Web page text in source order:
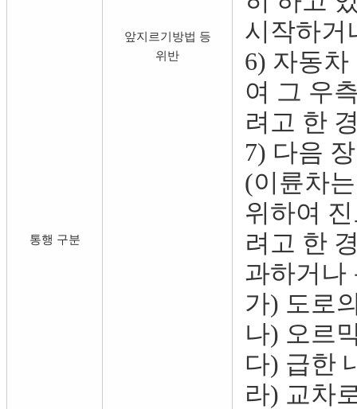
통행 구분
앞지르기방법 등
위반
시작하거
6) 자동
여 그 우
려고 한
7) 다음
(이륜차
위하여
려고 한
과하거나
가) 도로
나) 오르
다) 급한
라) 교차